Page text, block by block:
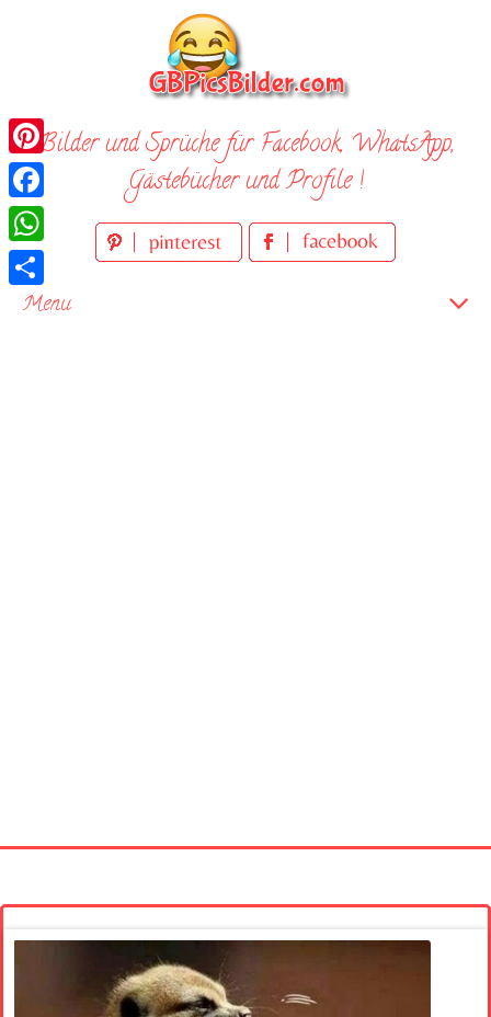
Bilder und Sprüche für Facebook, WhatsApp,
Gästebücher und Profile !
Menu
Pinterest
Facebook
WhatsApp
Teilen